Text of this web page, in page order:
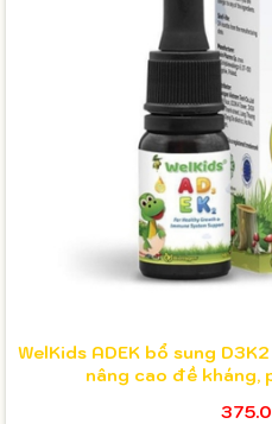
WelKids ADEK bổ sung
nâng cao đề kháng,